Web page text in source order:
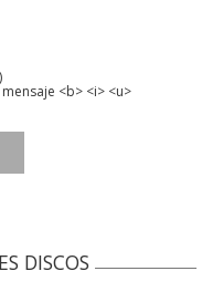
<b> <i> <u>
DISCOS